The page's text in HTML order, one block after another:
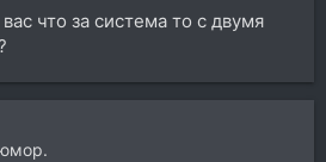
что за система то с двумя